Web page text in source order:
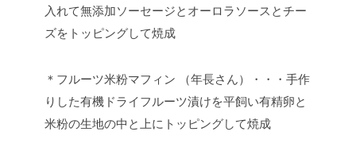
入れて無添加ソーセージとオーロラソースとチー
ズをトッピングして焼成
＊フルーツ米粉マフィン （年長さん）・・・手作
りした有機ドライフルーツ漬けを平飼い有精卵と
米粉の生地の中と上にトッピングして焼成